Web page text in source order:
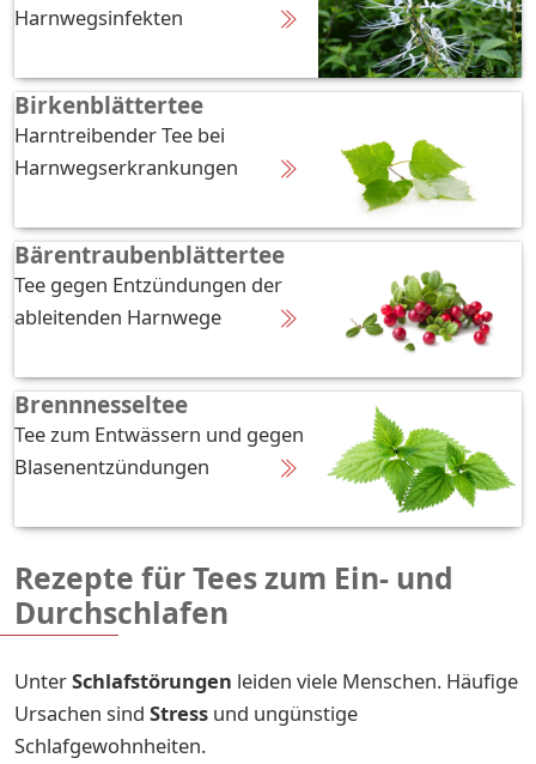
Harnwegsinfekten
Birkenblättertee
Harntreibender Tee bei
Harnwegserkrankungen
Bärentraubenblättertee
Tee gegen Entzündungen der
ableitenden Harnwege
Brennnesseltee
Tee zum Entwässern und gegen
Blasenentzündungen
Rezepte für Tees zum Ein- und
Durchschlafen
UnterSchlafstörungen leiden viele Menschen. Häufige
Ursachen sind Stress und ungünstige
Schlafgewohnheiten.